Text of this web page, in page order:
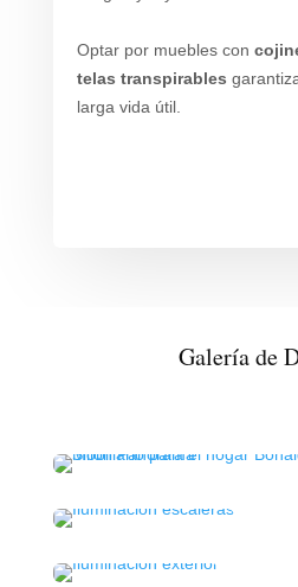
Optar por muebles con
telas transpirables
larga vida útil.
Galería de